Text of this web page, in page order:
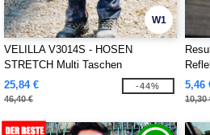
W1
VELILLA V3014S - HOSEN
STRETCH Multi Taschen
REFLEKTIERENDE BAND
25,84 €
46,40 €
-44%
5,46
10,30